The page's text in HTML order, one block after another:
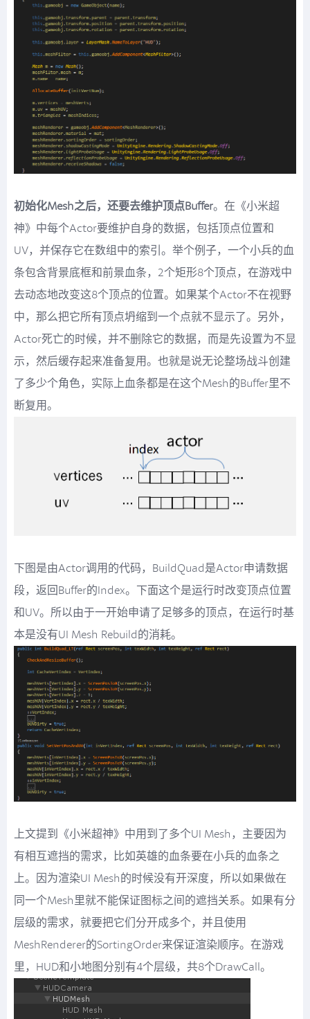
初始化Mesh之后，还要去维护顶点Buffer。在《小米超
神》中每个Actor要维护自身的数据，包括顶点位置和
UV，并保存它在数组中的索引。举个例子，一个小兵的血
条包含背景底框和前景血条，2个矩形8个顶点，在游戏中
去动态地改变这8个顶点的位置。如果某个Actor不在视野
中，那么把它所有顶点坍缩到一个点就不显示了。另外，
Actor死亡的时候，并不删除它的数据，而是先设置为不显
示，然后缓存起来准备复用。也就是说无论整场战斗创建
了多少个角色，实际上血条都是在这个Mesh的Buffer里不
断复用。
下图是由Actor调用的代码，BuildQuad是Actor申请数据
段，返回Buffer的Index。下面这个是运行时改变顶点位置
和UV。所以由于一开始申请了足够多的顶点，在运行时基
本是没有UI Mesh Rebuild的消耗。
上文提到《小米超神》中用到了多个UI Mesh，主要因为
有相互遮挡的需求，比如英雄的血条要在小兵的血条之
上。因为渲染UI Mesh的时候没有开深度，所以如果做在
同一个Mesh里就不能保证图标之间的遮挡关系。如果有分
层级的需求，就要把它们分开成多个，并且使用
MeshRenderer的SortingOrder来保证渲染顺序。在游戏
里，HUD和小地图分别有4个层级，共8个DrawCall。